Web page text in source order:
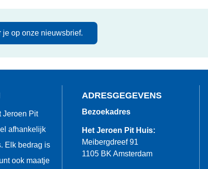
op onze nieuwsbrief.
Jeroen Pit
afhankelijk
Elk bedrag is
ook maatje
ADRESGEGEVENS
Bezoekadres
Het Jeroen Pit Huis:
Meibergdreef 91
1105 BK Amsterdam